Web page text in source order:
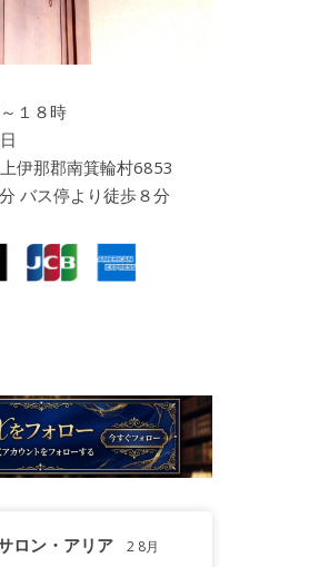
１８時
伊那郡南箕輪村6853
バス停より徒歩８分
ロン・アリア 2 8月